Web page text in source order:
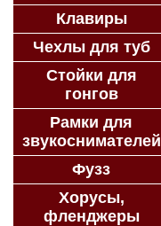
Клавиры
Чехлы для туб
Стойки для
гонгов
Рамки для
звукоснимателей
Фузз
Хорусы,
фленджеры